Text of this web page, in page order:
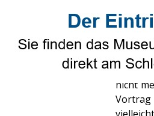
Tags:Alt
Am 28.
wird
Karl-
nicht